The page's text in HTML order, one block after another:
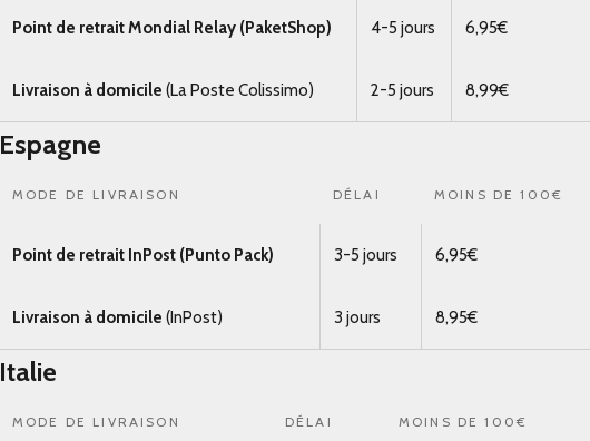
Point de retrait Mondial Relay (PaketShop) 4-5 jours 6,95€
Livraison à domicile (La Poste Colissimo) 2-5 jours 8,99€
Espagne
MODE DE LIVRAISON DÉLAI MOINS DE 100€
Point de retrait InPost (Punto Pack) 3-5 jours 6,95€
Livraison à domicile (InPost) 3 jours 8,95€
Italie
MODE DE LIVRAISON DÉLAI MOINS DE 100€